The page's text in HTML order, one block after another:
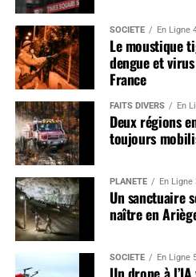
SOCIÉTÉ En Ligne
Le moustique
dengue et
France
FAITS DIVERS En
Deux régions
toujours
PLANÈTE En Ligne
Un sanctuaire
naître en
SOCIÉTÉ En Ligne